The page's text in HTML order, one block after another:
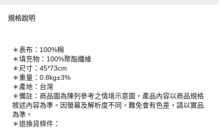
規格說明
＊表布：100%棉
＊填充物：100%聚酯纖維
＊尺寸：45*73cm
＊重量：0.8kg±3%
＊產地：台灣
＊備註：商品圖為陳列參考之情境示意圖，產品內容以商品規格
敘述內容為準。因螢幕及解析度不同，難免會有色差，請以實品
為準。
＊退換貨條件：